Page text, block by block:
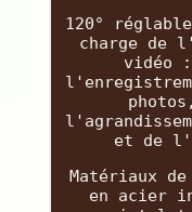
120°
charge de
vidéo
et de
Matériaux
en acier